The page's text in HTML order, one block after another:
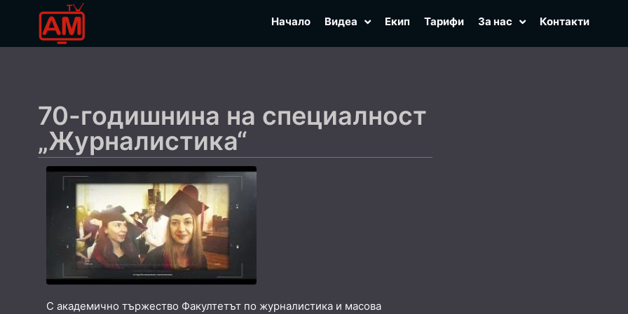
Начало Видеа Екип Тарифи За нас Контакти
70-годишнина на специалност
„Журналистика“
С академично тържество Факултетът по журналистика и масова